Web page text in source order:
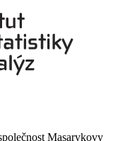
Masarykovy